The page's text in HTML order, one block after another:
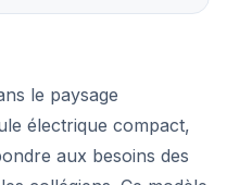
le paysage
électrique compact,
aux besoins des